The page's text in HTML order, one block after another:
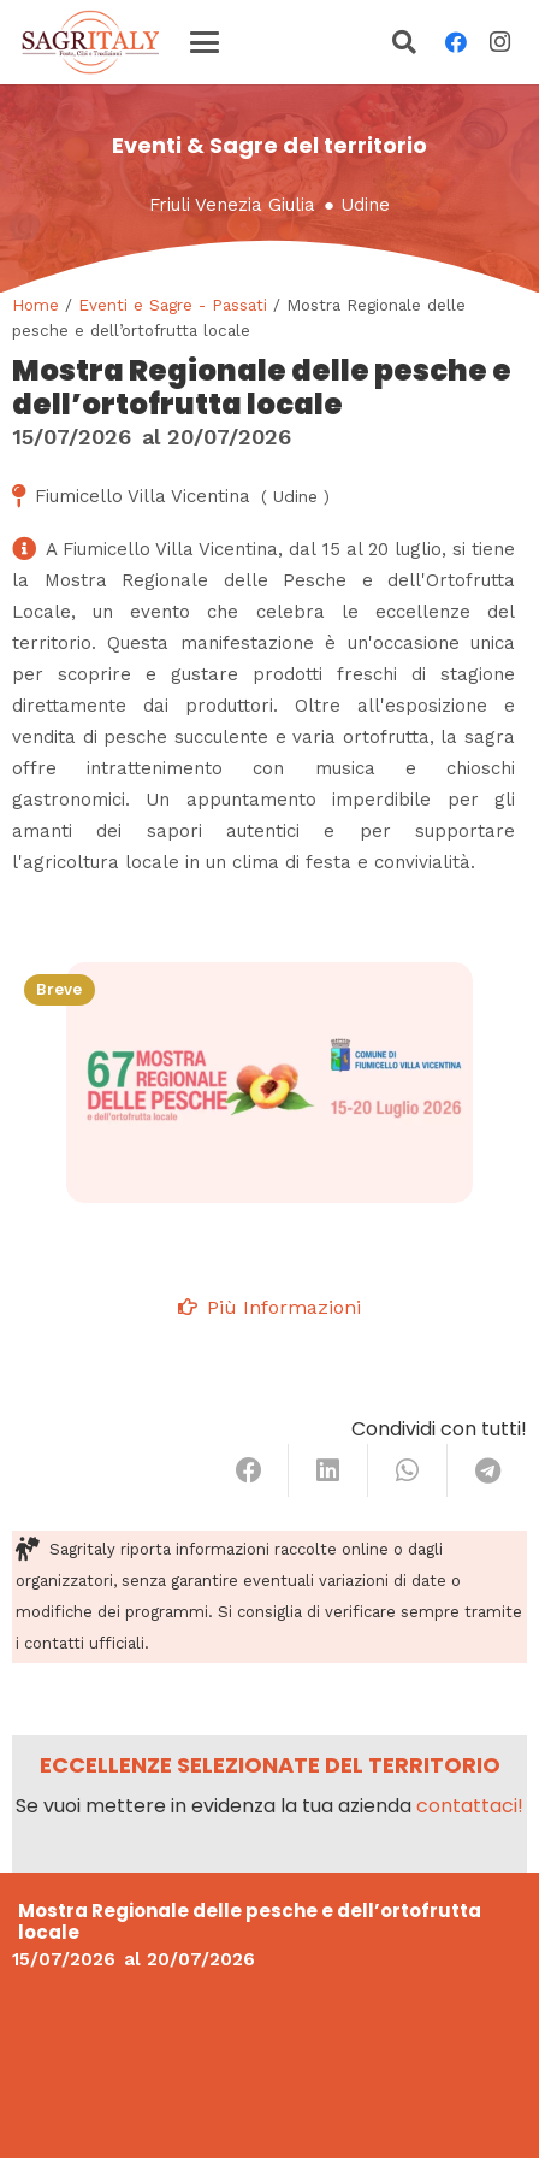
Eventi & Sagre del territorio
Friuli Venezia Giulia ● Udine
Home / Eventi e Sagre - Passati / Mostra Regionale delle
pesche e dell’ortofrutta locale
Mostra Regionale delle pesche e
dell’ortofrutta locale
15/07/2026 al 20/07/2026
Fiumicello Villa Vicentina ( Udine )
A Fiumicello Villa Vicentina, dal 15 al 20 luglio, si tiene
la Mostra Regionale delle Pesche e dell'Ortofrutta
Locale, un evento che celebra le eccellenze del
territorio. Questa manifestazione è un'occasione unica
per scoprire e gustare prodotti freschi di stagione
direttamente dai produttori. Oltre all'esposizione e
vendita di pesche succulente e varia ortofrutta, la sagra
offre intrattenimento con musica e chioschi
gastronomici. Un appuntamento imperdibile per gli
amanti dei sapori autentici e per supportare
l'agricoltura locale in un clima di festa e convivialità.
Breve
Più Informazioni
Condividi con tutti!
Sagritaly riporta informazioni raccolte online o dagli
organizzatori, senza garantire eventuali variazioni di date o
modifiche dei programmi. Si consiglia di verificare sempre tramite
i contatti ufficiali.
ECCELLENZE SELEZIONATE DEL TERRITORIO
Se vuoi mettere in evidenza la tua aziendacontattaci!
Mostra Regionale delle pesche e dell’ortofrutta
locale
15/07/2026 al 20/07/2026